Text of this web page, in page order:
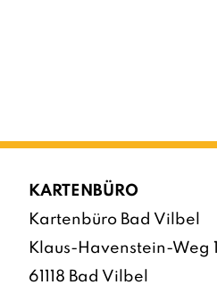
KARTENBÜRO
Kartenbüro Bad Vilbel
Klaus-Havenstein-Weg 1
61118 Bad Vilbel